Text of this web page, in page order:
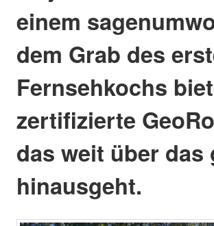
einem
dem Grab des
Fernsehkochs
zertifizierte
das weit über
hinausgeht.